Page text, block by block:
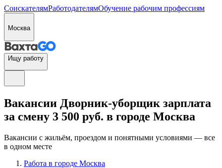
СоискателямРаботодателямОбучение рабочим профессиям
Москва
Ищу работу
Вакансии Дворник-уборщик зарплата
за смену 3 500 руб. в городе Москва
Вакансии с жильём, проездом и понятными условиями — все
в одном месте
Работа в городе Москва